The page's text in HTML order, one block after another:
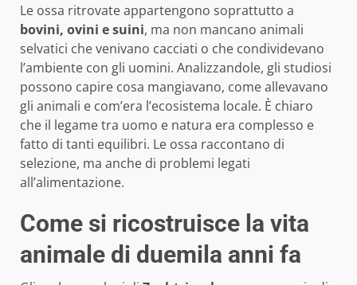
Le ossa ritrovate appartengono soprattutto a
bovini, ovini e suini, ma non mancano animali
selvatici che venivano cacciati o che condividevano
l’ambiente con gli uomini. Analizzandole, gli studiosi
possono capire cosa mangiavano, come allevavano
gli animali e com’era l’ecosistema locale. È chiaro
che il legame tra uomo e natura era complesso e
fatto di tanti equilibri. Le ossa raccontano di
selezione, ma anche di problemi legati
all’alimentazione.
Come si ricostruisce la vita
animale di duemila anni fa